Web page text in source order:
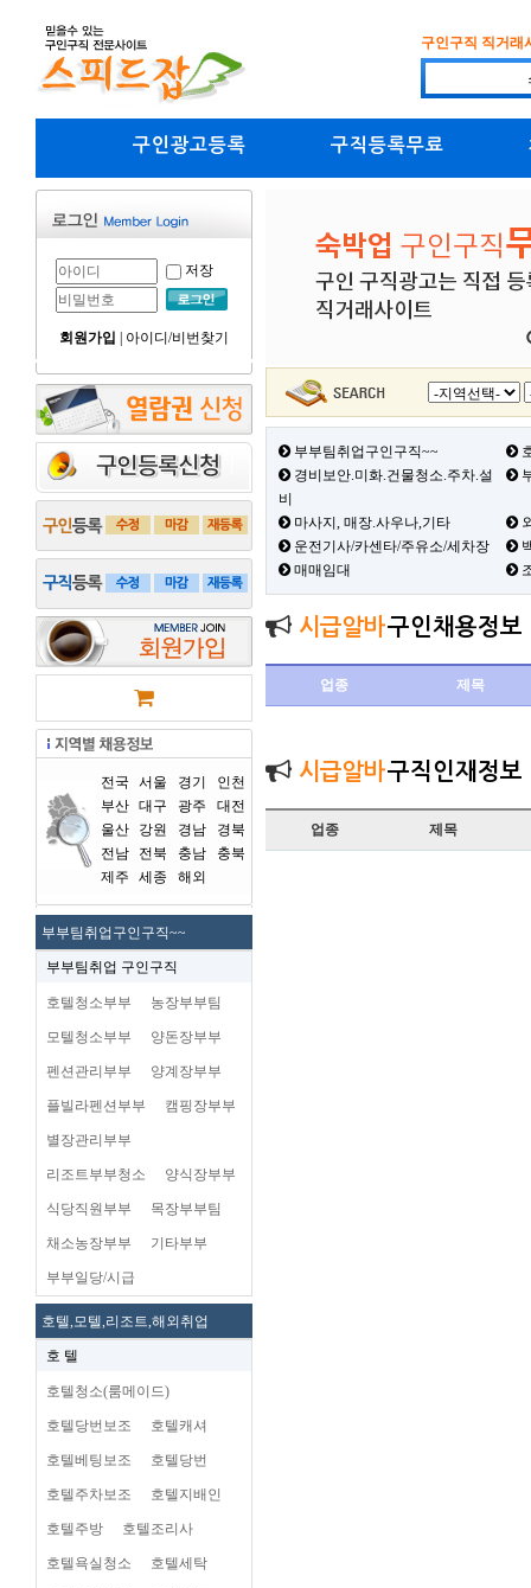
구인구직 직거래
구인광고등록 구직등록무료
저장
회원가입 아이디/비번찾기
전국 서울 경기
인천
부산 대구 광주
대전
울산
강원 경남
경북
전남
전북 충남
충북
제주
세종 해외
부부팀취업구인구직~~
부부팀취업 구인구직
호텔청소부부 농장부부팀
모텔청소부부 양돈장부부
펜션관리부부 양계장부부
플빌라펜션부부 캠핑장부부
별장관리부부
리조트부부청소 양식장부부
식당직원부부 목장부부팀
채소농장부부 기타부부
부부일당/시급
호텔,모텔,리조트,해외취업
호 텔
호텔청소(룸메이드)
호텔당번보조 호텔캐셔
호텔베팅보조 호텔당번
호텔주차보조 호텔지배인
호텔주방 호텔조리사
호텔욕실청소 호텔세탁
부부팀취업구인구직~~
경비보안.미화.건물청소.주차.설
비
마사지, 매장.사우나,기타
운전기사/카센타/주유소/세차장
매매임대
시급알바구인채용정보
업종 제목
시급알바구직인재정보
업종 제목